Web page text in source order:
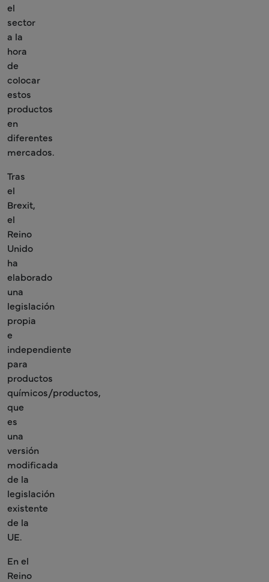
el
sector
a la
hora
de
colocar
estos
productos
en
diferentes
mercados.
Tras
el
Brexit,
el
Reino
Unido
ha
elaborado
una
legislación
propia
e
independiente
para
productos
químicos/productos,
que
es
una
versión
modificada
de la
legislación
existente
de la
UE.
En el
Reino